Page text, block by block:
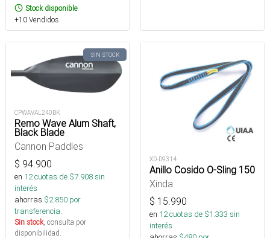
Stock disponible
+10 Vendidos
SIN STOCK
CPWAVAL240BK
Remo Wave Alum Shaft,
Black Blade
Cannon Paddles
$ 94.900
en 12cuotas de $7.908sin
interés
ahorras $2.850 por
transferencia.
Sin stock, consulta por
disponibilidad.
XD-D9314
Anillo Cosido O-Sling 150
Xinda
$ 15.990
en 12cuotas de $1.333 sin
interés